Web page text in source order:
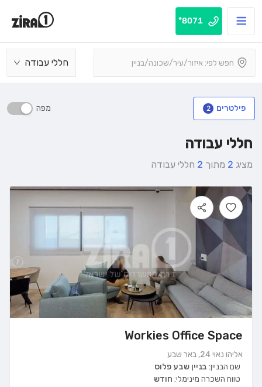
8071*
חללי עבודה
פילטרים 2 מפה
חללי עבודה
מציג 2 מתוך 2 חללי עבודה
Workies Office Space
אליהו נאוי 24, באר שבע
שם הבניין: בניין שבע פלוס
טווח השכרה מינימלי: חודש